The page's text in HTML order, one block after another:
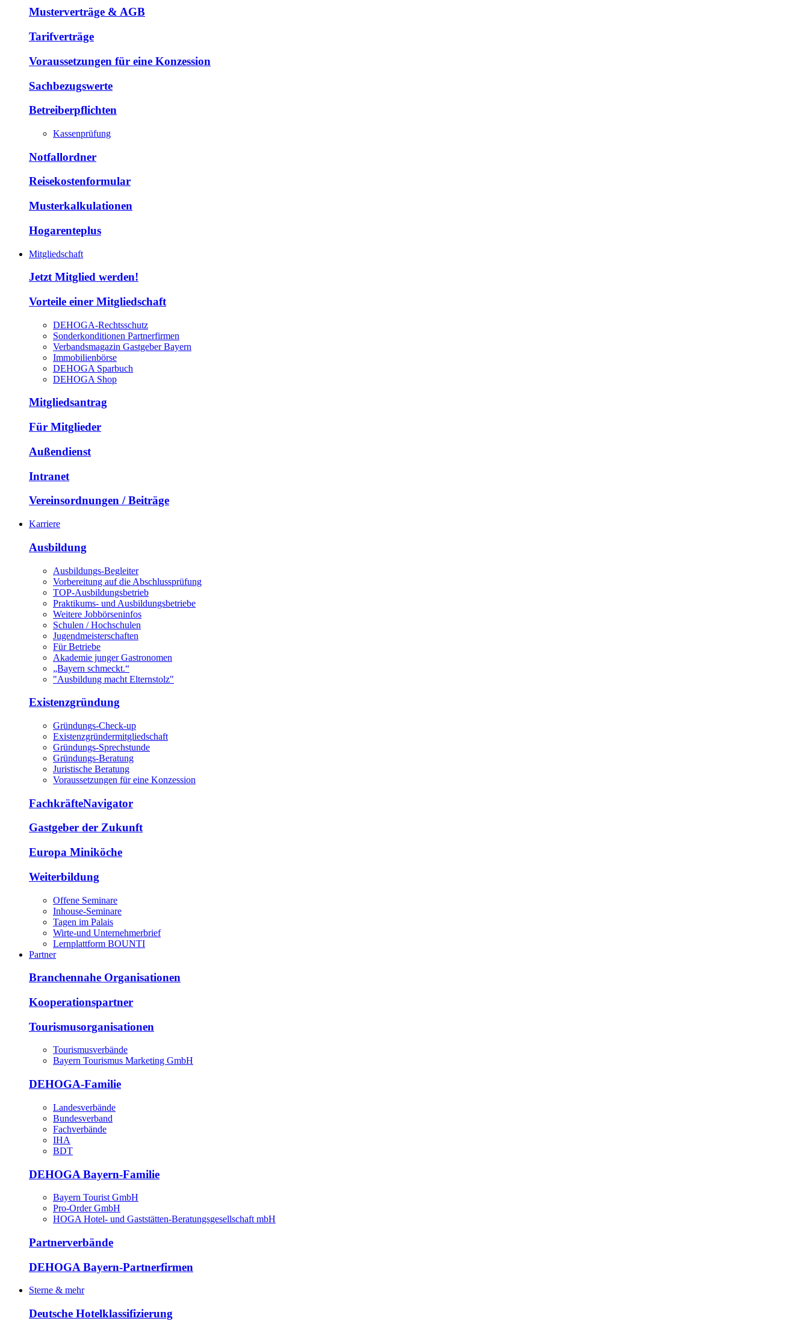
Musterverträge & AGB
Tarifverträge
Voraussetzungen für eine Konzession
Sachbezugswerte
Betreiberpflichten
Kassenprüfung
Notfallordner
Reisekostenformular
Musterkalkulationen
Hogarenteplus
Mitgliedschaft
Jetzt Mitglied werden!
Vorteile einer Mitgliedschaft
DEHOGA-Rechtsschutz
Sonderkonditionen Partnerfirmen
Verbandsmagazin Gastgeber Bayern
Immobilienbörse
DEHOGA Sparbuch
DEHOGA Shop
Mitgliedsantrag
Für Mitglieder
Außendienst
Intranet
Vereinsordnungen / Beiträge
Karriere
Ausbildung
Ausbildungs-Begleiter
Vorbereitung auf die Abschlussprüfung
TOP-Ausbildungsbetrieb
Praktikums- und Ausbildungsbetriebe
Weitere Jobbörseninfos
Schulen / Hochschulen
Jugendmeisterschaften
Für Betriebe
Akademie junger Gastronomen
„Bayern schmeckt.“
"Ausbildung macht Elternstolz"
Existenzgründung
Gründungs-Check-up
Existenzgründermitgliedschaft
Gründungs-Sprechstunde
Gründungs-Beratung
Juristische Beratung
Voraussetzungen für eine Konzession
FachkräfteNavigator
Gastgeber der Zukunft
Europa Miniköche
Weiterbildung
Offene Seminare
Inhouse-Seminare
Tagen im Palais
Wirte-und Unternehmerbrief
Lernplattform BOUNTI
Partner
Branchennahe Organisationen
Kooperationspartner
Tourismusorganisationen
Tourismusverbände
Bayern Tourismus Marketing GmbH
DEHOGA-Familie
Landesverbände
Bundesverband
Fachverbände
IHA
BDT
DEHOGA Bayern-Familie
Bayern Tourist GmbH
Pro-Order GmbH
HOGA Hotel- und Gaststätten-Beratungsgesellschaft mbH
Partnerverbände
DEHOGA Bayern-Partnerfirmen
Sterne & mehr
Deutsche Hotelklassifizierung